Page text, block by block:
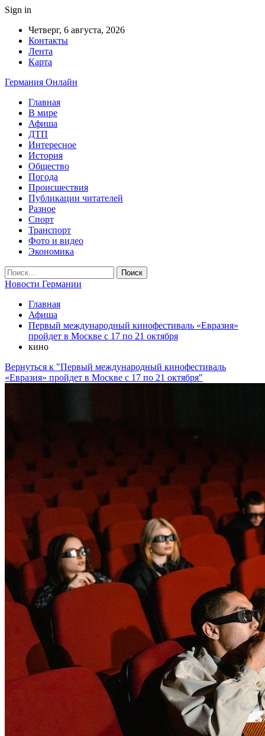
Sign in
Четверг, 6 августа, 2026
Контакты
Лента
Карта
Германия Онлайн
Главная
В мире
Афиша
ДТП
Интересное
История
Общество
Погода
Происшествия
Публикации читателей
Разное
Спорт
Транспорт
Фото и видео
Экономика
Новости Германии
Главная
Афиша
Первый международный кинофестиваль «Евразия»
пройдет в Москве с 17 по 21 октября
кино
Вернуться к "Первый международный кинофестиваль
«Евразия» пройдет в Москве с 17 по 21 октября"